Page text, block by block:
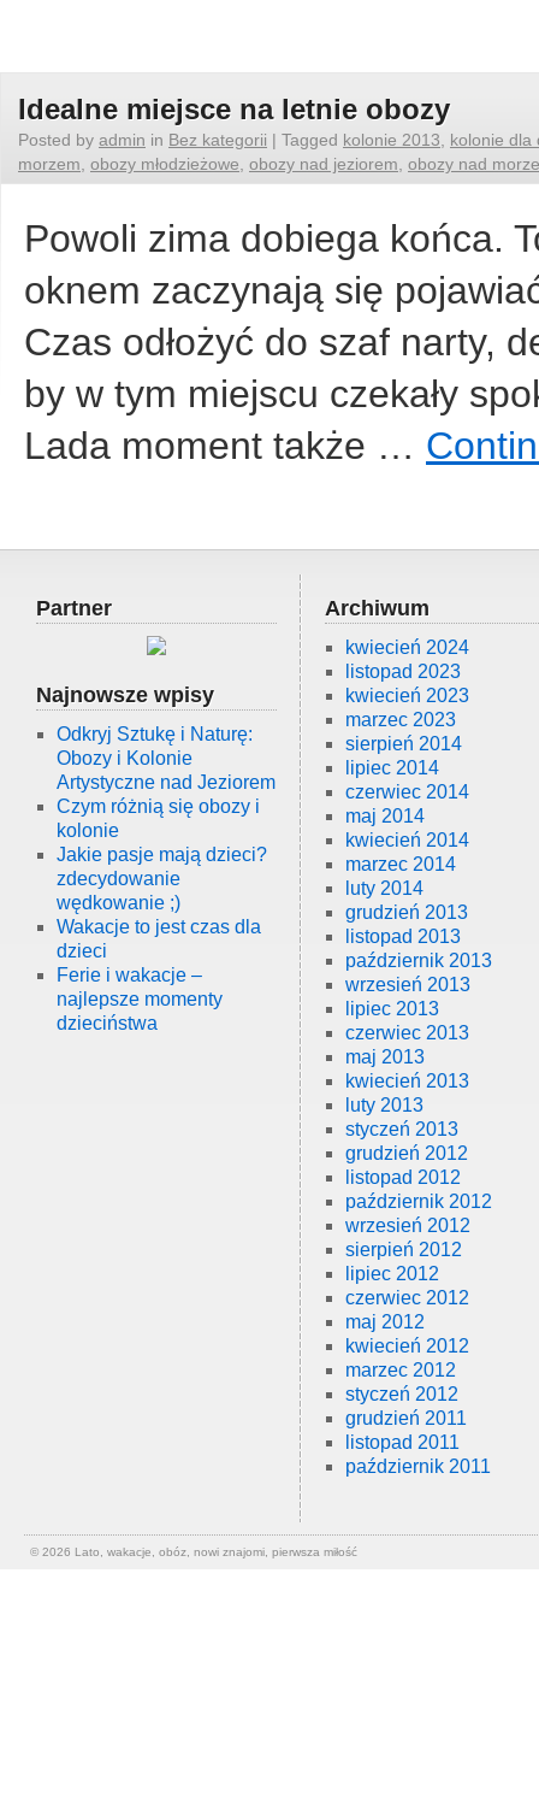
Idealne miejsce na letnie obozy
Posted by admin in Bez kategorii | Tagged kolonie 2013
kolonie dla
morzem obozy młodzieżowe obozy nad jeziorem obozy nad
Powoli zima dobiega końca.
oknem zaczynają się
Czas odłożyć do szaf narty,
by w tym miejscu czekały
Lada moment także …
Partner
Najnowsze wpisy
Odkryj Sztukę i Naturę:
Obozy i Kolonie
Artystyczne nad Jeziorem
Czym różnią się obozy i
kolonie
Jakie pasje mają dzieci?
zdecydowanie
wędkowanie ;)
Wakacje to jest czas dla
dzieci
Ferie i wakacje –
najlepsze momenty
dzieciństwa
Archiwum
kwiecień 2024
listopad 2023
kwiecień 2023
marzec 2023
sierpień 2014
lipiec 2014
czerwiec 2014
maj 2014
kwiecień 2014
marzec 2014
luty 2014
grudzień 2013
listopad 2013
październik 2013
wrzesień 2013
lipiec 2013
czerwiec 2013
maj 2013
kwiecień 2013
luty 2013
styczeń 2013
grudzień 2012
listopad 2012
październik 2012
wrzesień 2012
sierpień 2012
lipiec 2012
czerwiec 2012
maj 2012
kwiecień 2012
marzec 2012
styczeń 2012
grudzień 2011
listopad 2011
październik 2011
© 2026 Lato, wakacje, obóz, nowi znajomi, pierwsza miłość